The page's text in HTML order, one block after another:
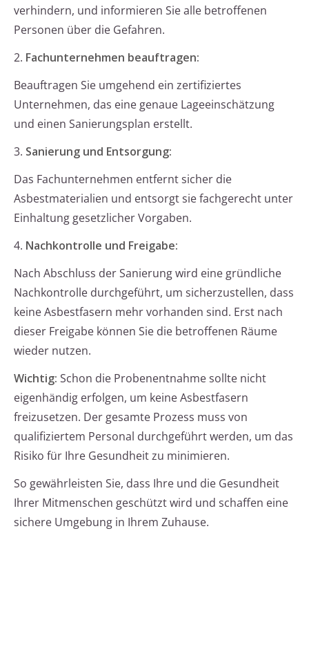
verhindern, und informieren Sie alle betroffenen
Personen über die Gefahren.
2. Fachunternehmen beauftragen:
Beauftragen Sie umgehend ein zertifiziertes
Unternehmen, das eine genaue Lageeinschätzung
und einen Sanierungsplan erstellt.
3. Sanierung und Entsorgung:
Das Fachunternehmen entfernt sicher die
Asbestmaterialien und entsorgt sie fachgerecht unter
Einhaltung gesetzlicher Vorgaben.
4. Nachkontrolle und Freigabe:
Nach Abschluss der Sanierung wird eine gründliche
Nachkontrolle durchgeführt, um sicherzustellen, dass
keine Asbestfasern mehr vorhanden sind. Erst nach
dieser Freigabe können Sie die betroffenen Räume
wieder nutzen.
Wichtig: Schon die Probenentnahme sollte nicht
eigenhändig erfolgen, um keine Asbestfasern
freizusetzen. Der gesamte Prozess muss von
qualifiziertem Personal durchgeführt werden, um das
Risiko für Ihre Gesundheit zu minimieren.
So gewährleisten Sie, dass Ihre und die Gesundheit
Ihrer Mitmenschen geschützt wird und schaffen eine
sichere Umgebung in Ihrem Zuhause.